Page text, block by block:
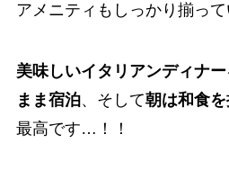
アメニティもしっかり揃って
美味しいイタリアンディナ
まま宿泊、そして朝は和食
最高です…！！